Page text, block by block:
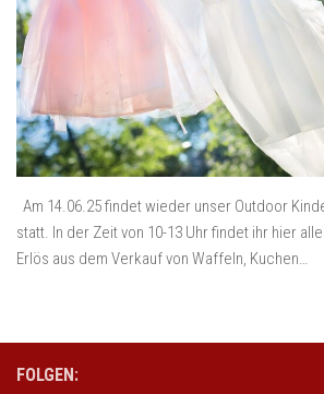
Am 14.06.25 findet wieder unser Outdoor
statt. In der Zeit von 10-13 Uhr findet ihr hier
Erlös aus dem Verkauf von Waffeln, Kuchen…
FOLGEN: